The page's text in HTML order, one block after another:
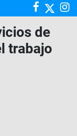
de
trabajo